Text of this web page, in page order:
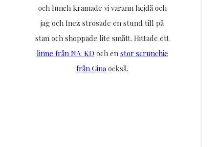
och lunch kramade vi varann hejdå och
jag och Inez strosade en stund till på
stan och shoppade lite smått. Hittade ett
linne från NA-KDoch en stor scrunchie
från Ginaockså.